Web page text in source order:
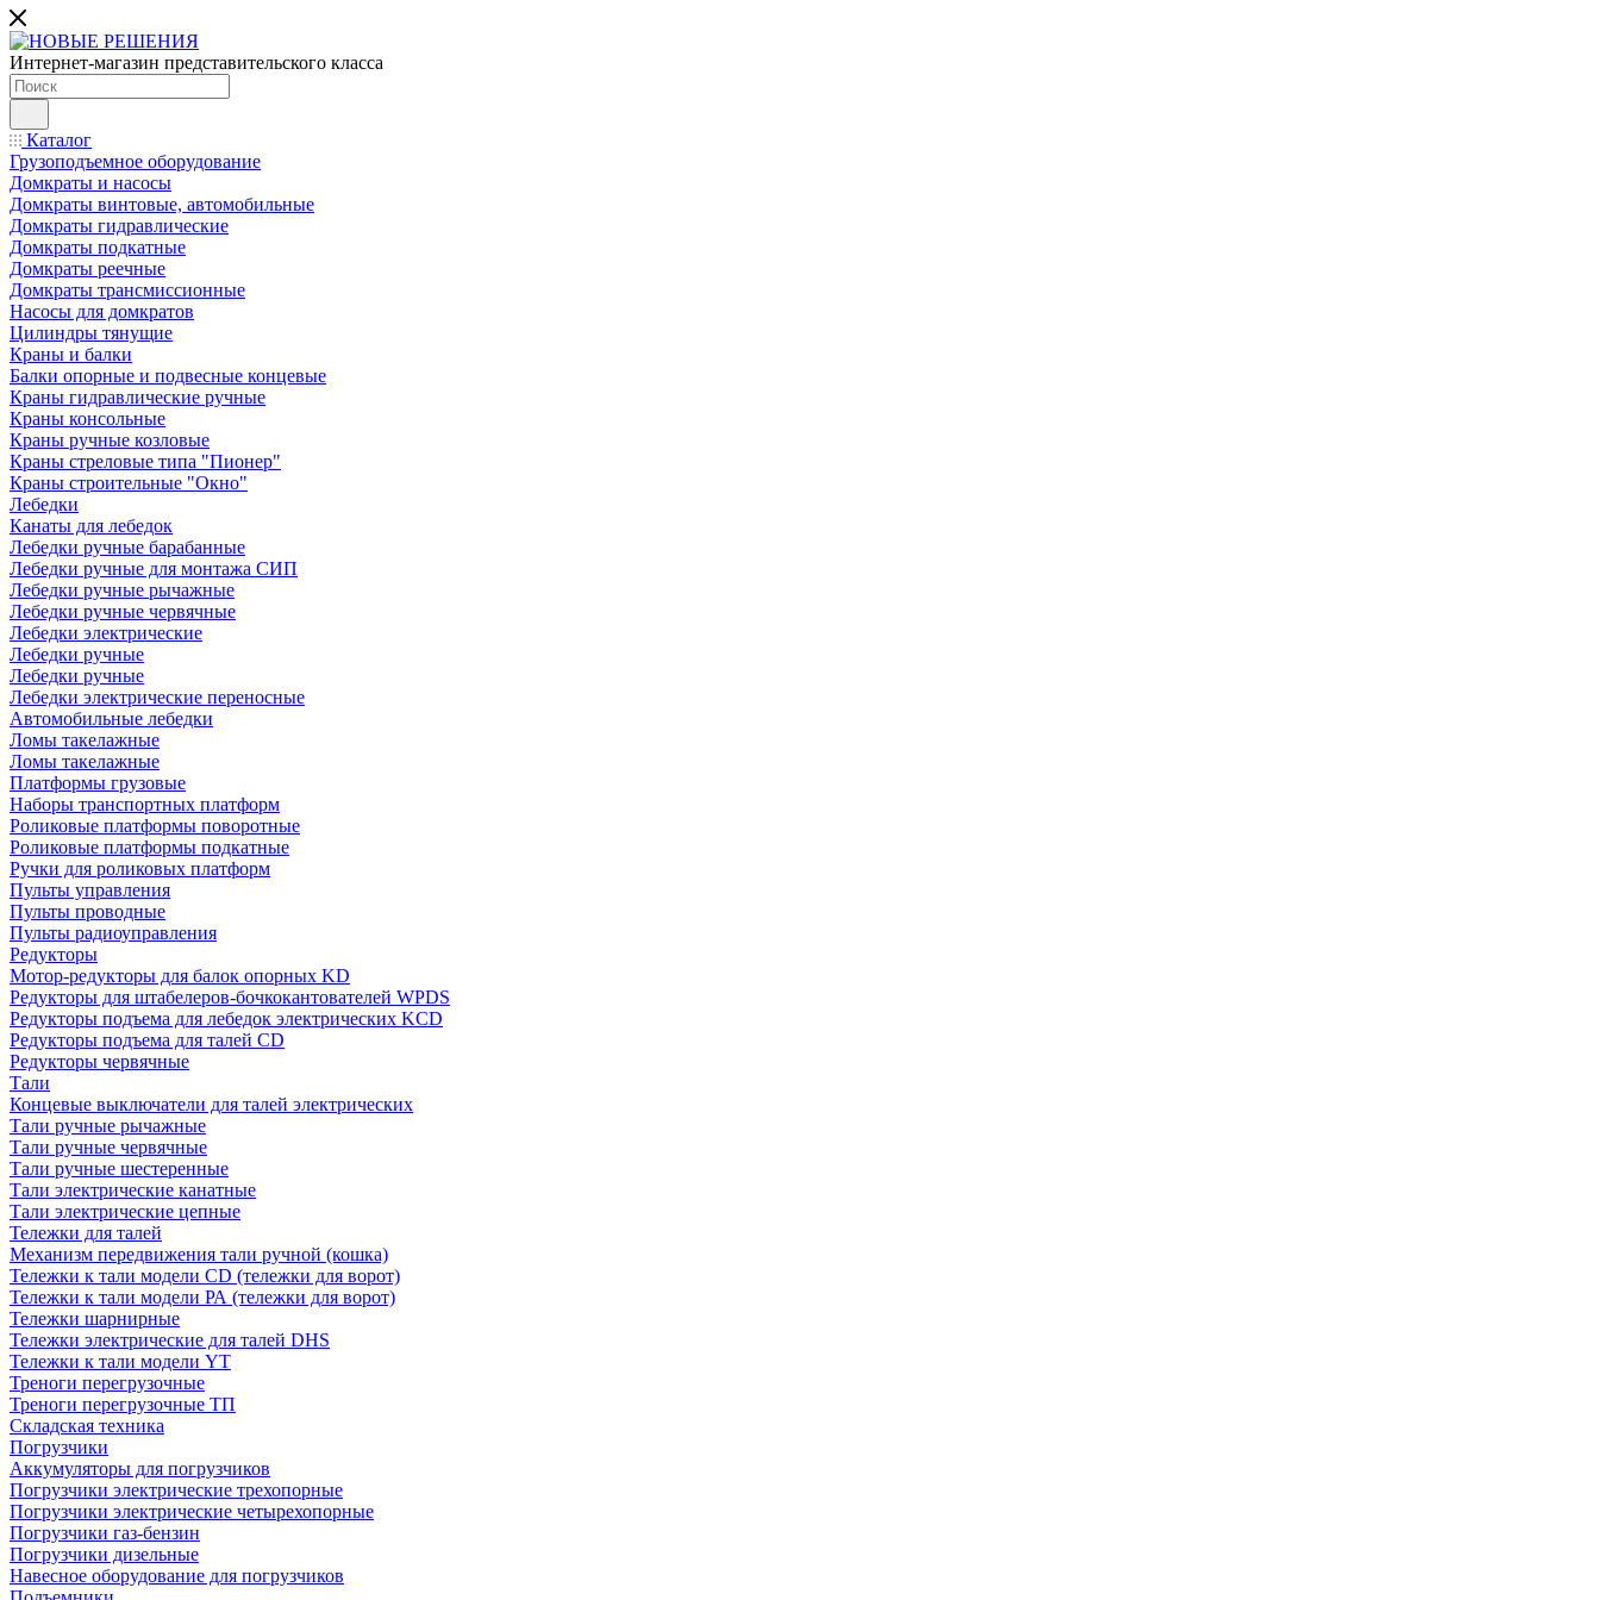
Интернет-магазин представительского класса
Каталог
Грузоподъемное оборудование
Домкраты и насосы
Домкраты винтовые, автомобильные
Домкраты гидравлические
Домкраты подкатные
Домкраты реечные
Домкраты трансмиссионные
Насосы для домкратов
Цилиндры тянущие
Краны и балки
Балки опорные и подвесные концевые
Краны гидравлические ручные
Краны консольные
Краны ручные козловые
Краны стреловые типа "Пионер"
Краны строительные "Окно"
Лебедки
Канаты для лебедок
Лебедки ручные барабанные
Лебедки ручные для монтажа СИП
Лебедки ручные рычажные
Лебедки ручные червячные
Лебедки электрические
Лебедки ручные
Лебедки ручные
Лебедки электрические переносные
Автомобильные лебедки
Ломы такелажные
Ломы такелажные
Платформы грузовые
Наборы транспортных платформ
Роликовые платформы поворотные
Роликовые платформы подкатные
Ручки для роликовых платформ
Пульты управления
Пульты проводные
Пульты радиоуправления
Редукторы
Мотор-редукторы для балок опорных KD
Редукторы для штабелеров-бочкокантователей WPDS
Редукторы подъема для лебедок электрических KCD
Редукторы подъема для талей CD
Редукторы червячные
Тали
Концевые выключатели для талей электрических
Тали ручные рычажные
Тали ручные червячные
Тали ручные шестеренные
Тали электрические канатные
Тали электрические цепные
Тележки для талей
Механизм передвижения тали ручной (кошка)
Тележки к тали модели CD (тележки для ворот)
Тележки к тали модели РА (тележки для ворот)
Тележки шарнирные
Тележки электрические для талей DHS
Тележки к тали модели YT
Треноги перегрузочные
Треноги перегрузочные ТП
Складская техника
Погрузчики
Аккумуляторы для погрузчиков
Погрузчики электрические трехопорные
Погрузчики электрические четырехопорные
Погрузчики газ-бензин
Погрузчики дизельные
Навесное оборудование для погрузчиков